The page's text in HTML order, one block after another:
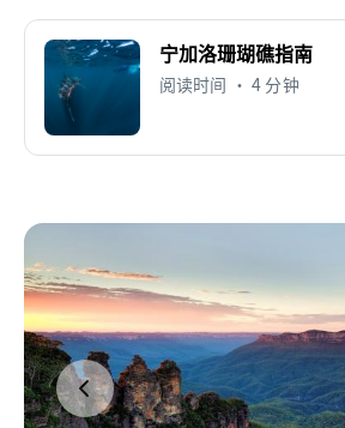
宁加洛珊瑚礁指南
阅读时间 • 4 分钟